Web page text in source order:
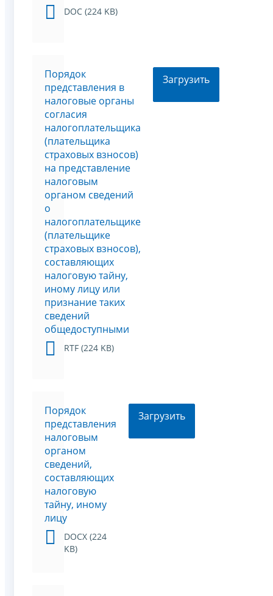
DOC (224 KB)
Порядок
представления в
налоговые органы
согласия
налогоплательщика
(плательщика
страховых взносов)
на представление
налоговым
органом сведений
о
налогоплательщике
(плательщике
страховых взносов),
составляющих
налоговую тайну,
иному лицу или
признание таких
сведений
общедоступными
RTF (224 KB)
Загрузить
Порядок
представления
налоговым
органом
сведений,
составляющих
налоговую
тайну, иному
лицу
DOCX (224
KB)
Загрузить